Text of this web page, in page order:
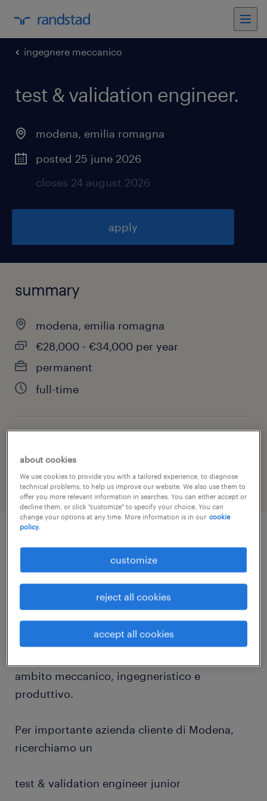
ingegnere meccanico
test & validation engineer.
modena, emilia romagna
posted 25 june 2026
closes 24 august 2026
apply
summary
modena, emilia romagna
€28,000 - €34,000 per year
permanent
full-time
engineering
job details
Randstad Technical Talent Selection è la
specialty che si occupa di Ricerca &
ambito meccanico, ingegneristico e
produttivo.
Per importante azienda cliente di Modena,
ricerchiamo un
test & validation engineer junior
about cookies
We use cookies to provide you with a tailored experience, to diagnose
technical problems, to help us improve our website. We also use them to
offer you more relevant information in searches. You can either accept or
decline them, or click "customize" to specify your choice. You can
change your options at any time. More information is in our cookie
policy.
customize
reject all cookies
accept all cookies